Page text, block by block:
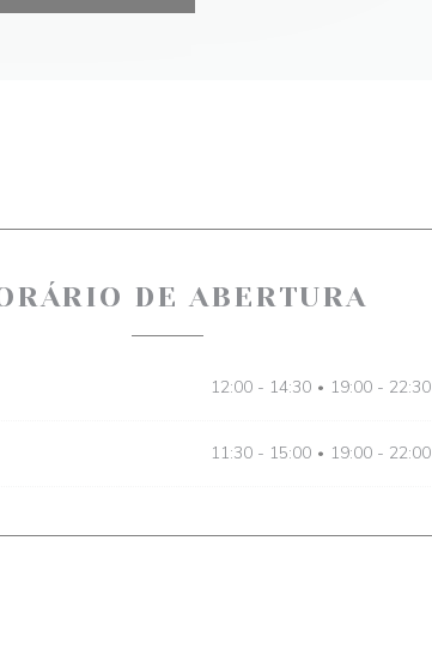
DE ABERTURA
12:00 - 14:30 • 19:00 - 22:30
11:30 - 15:00 • 19:00 - 22:00